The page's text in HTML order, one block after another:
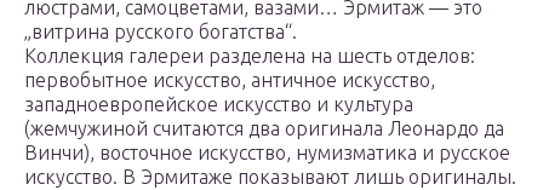
люстрами, самоцветами, вазами… Эрмитаж — это
„витрина русского богатства“.
Коллекция галереи разделена на шесть отделов:
первобытное искусство, античное искусство,
западноевропейское искусство и культура
(жемчужиной считаются два оригинала Леонардо да
Винчи), восточное искусство, нумизматика и русское
искусство. В Эрмитаже показывают лишь оригиналы.